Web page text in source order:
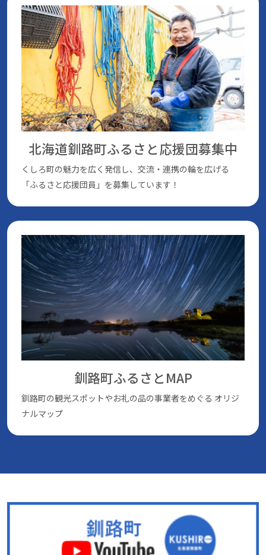
北海道釧路町ふるさと応援団募集中
くしろ町の魅⼒を広く発信し、交流・連携の輪を広げる
「ふるさと応援団員」を募集しています！
釧路町ふるさとMAP
釧路町の観光スポットやお礼の品の事業者をめぐる オリジ
ナルマップ